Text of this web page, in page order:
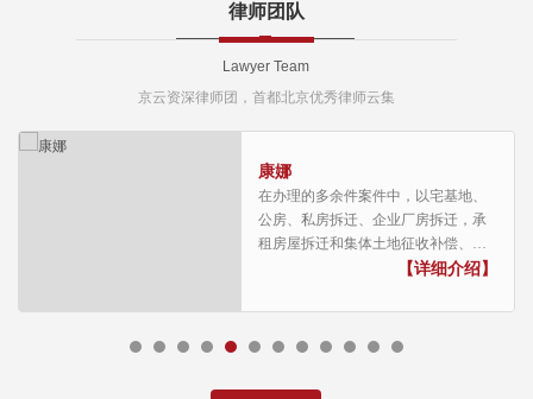
律师团队
Lawyer Team
京云资深律师团，首都北京优秀律师云集
康娜
在办理的多余件案件中，以宅基地、
公房、私房拆迁、企业厂房拆迁，承
租房屋拆迁和集体土地征收补偿、集
体商品房维权案件见长，康律师具有
务经验...
【详细介绍】